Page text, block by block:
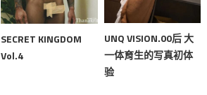
SECRET KINGDOM
Vol.4
UNQ VISION.00后 大
一体育生的写真初体
验